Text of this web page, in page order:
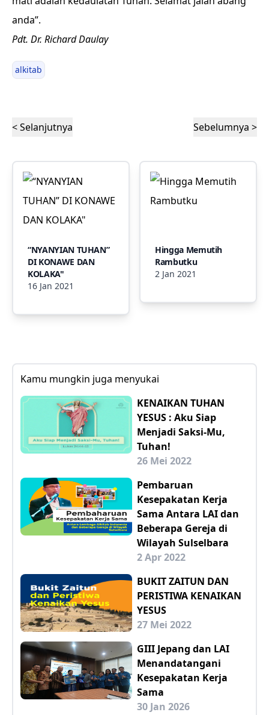
anda”.
Pdt. Dr. Richard Daulay
alkitab
< Selanjutnya Sebelumnya >
“NYANYIAN TUHAN”
DI KONAWE DAN
KOLAKA"
16 Jan 2021
Hingga Memutih
Rambutku
2 Jan 2021
Kamu mungkin juga menyukai
KENAIKAN TUHAN
YESUS : Aku Siap
Menjadi Saksi-Mu,
Tuhan!
26 Mei 2022
Pembaruan
Kesepakatan Kerja
Sama Antara LAI dan
Beberapa Gereja di
Wilayah Sulselbara
2 Apr 2022
BUKIT ZAITUN DAN
PERISTIWA KENAIKAN
YESUS
27 Mei 2022
GIII Jepang dan LAI
Menandatangani
Kesepakatan Kerja
Sama
30 Jan 2026